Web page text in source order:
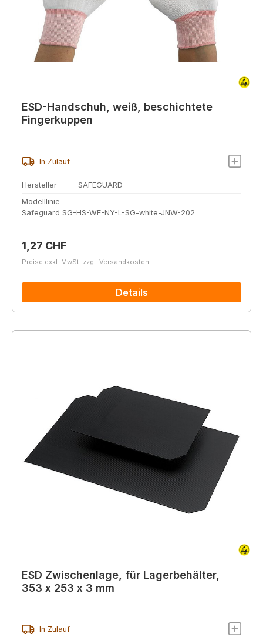
ESD-Handschuh, weiß, beschichtete
Fingerkuppen
In Zulauf
Hersteller
SAFEGUARD
Modelllinie
Safeguard SG-HS-WE-NY-L-SG-white-JNW-202
Regulärer Preis:
1,27 CHF
Preise exkl. MwSt. zzgl. Versandkosten
Details
ESD Zwischenlage, für Lagerbehälter,
353 x 253 x 3 mm
In Zulauf